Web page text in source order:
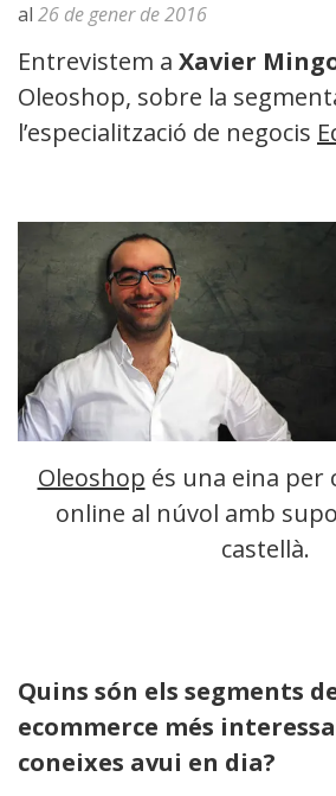
al 26 de gener de 2016
Entrevistem a Xavier
Oleoshop, sobre la
l’especialització de negocis
Oleoshop és una eina per
online al núvol amb
castellà.
Quins són els segments
ecommerce més
coneixes avui en dia?